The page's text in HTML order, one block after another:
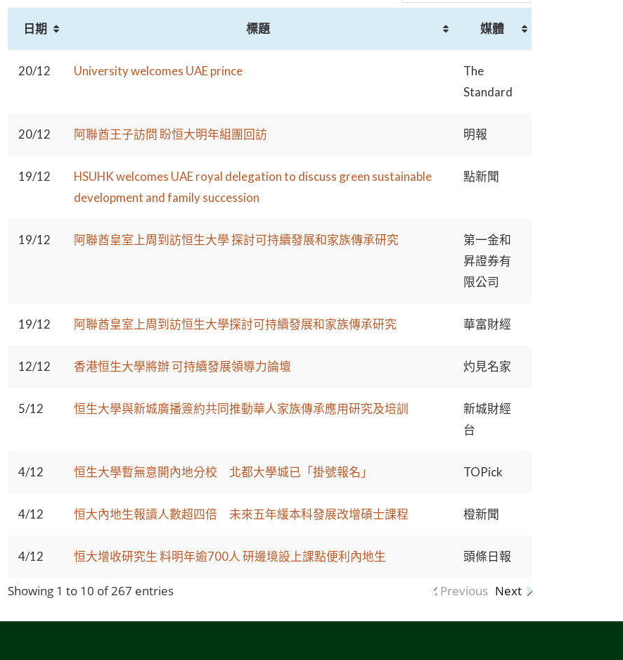
日期 標題 媒體
20/12 University welcomes UAE prince
The
Standard
20/12 阿聯酋王子訪問 盼恒大明年組團回訪 明報
19/12
HSUHK welcomes UAE royal delegation to discuss green sustainable
development and family succession
點新聞
19/12 阿聯酋皇室上周到訪恒生大學 探討可持續發展和家族傳承研究
第一金和
昇證券有
限公司
19/12 阿聯酋皇室上周到訪恒生大學探討可持續發展和家族傳承研究 華富財經
12/12 香港恒生大學將辦 可持續發展領導力論壇 灼見名家
5/12 恒生大學與新城廣播簽約共同推動華人家族傳承應用研究及培訓
新城財經
台
4/12 恒生大學暫無意開內地分校 北都大學城已「掛號報名」 TOPick
4/12 恒大內地生報讀人數超四倍 未來五年緩本科發展改增碩士課程 橙新聞
4/12 恒大增收研究生 料明年逾700人 研邊境設上課點便利內地生 頭條日報
Showing 1 to 10 of 267 entries Previous Next